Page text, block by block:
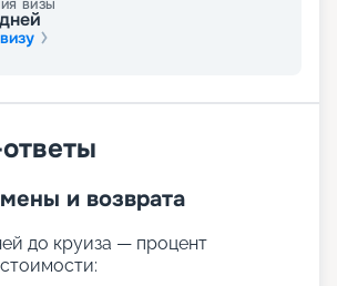
в захватывающих
в зале Arena. И это
могут насладиться
чтобы предложить новые
частную открытую веранду
с
ВИЗЫ
и возврата
до круиза — процент